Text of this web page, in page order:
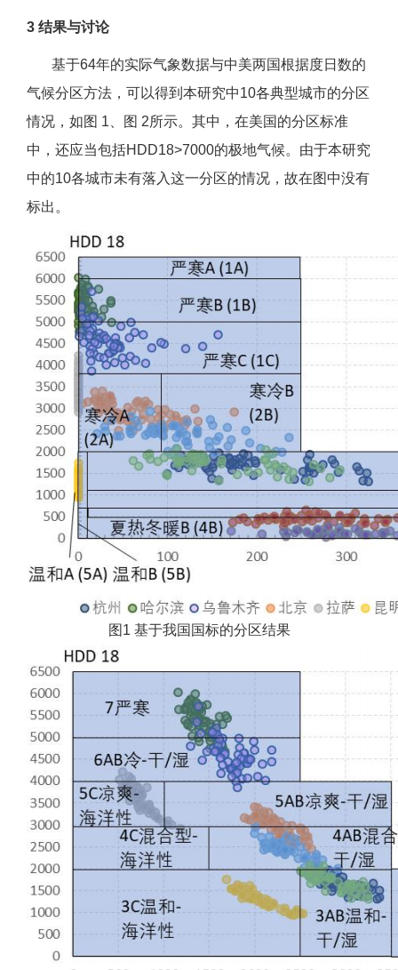
3 结果与讨论
基于64年的实际气象数据与中美两国根据度日数的
气候分区方法，可以得到本研究中10各典型城市的分区
情况，如图 1、图 2所示。其中，在美国的分区标准
中，还应当包括HDD18>7000的极地气候。由于本研究
中的10各城市未有落入这一分区的情况，故在图中没有
标出。
图1 基于我国国标的分区结果